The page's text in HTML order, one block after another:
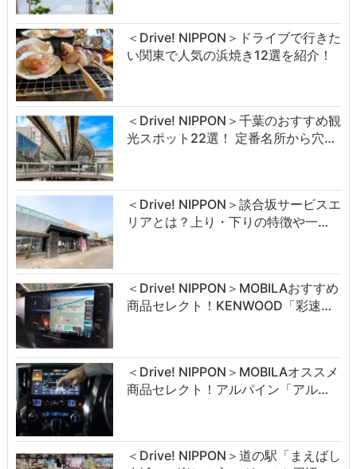
＜Drive! NIPPON＞ドライブで行きた
い関東で人気の浜焼き12選を紹介！
＜Drive! NIPPON＞千葉のおすすめ観
光スポット22選！ 定番名所から穴…
＜Drive! NIPPON＞談合坂サービスエ
リアとは？上り・下りの特徴や一…
＜Drive! NIPPON＞MOBILAおすすめ
商品セレクト！KENWOOD「彩速…
＜Drive! NIPPON＞MOBILAオススメ
商品セレクト！アルパイン「アル…
＜Drive! NIPPON＞道の駅「まえばし